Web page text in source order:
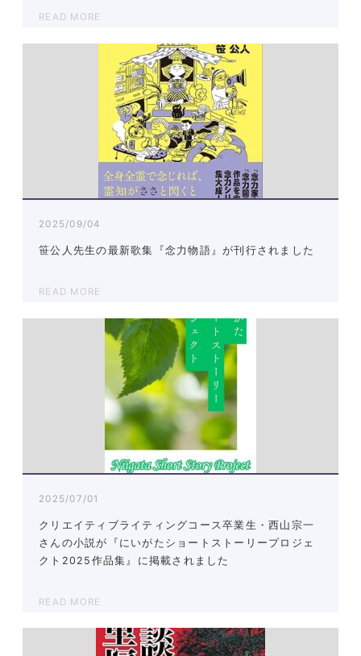
READ MORE
2025/09/04
笹公人先生の最新歌集『念力物語』が刊行されました
READ MORE
2025/07/01
クリエイティブライティングコース卒業生・西山宗一
さんの小説が『にいがたショートストーリープロジェ
クト2025作品集』に掲載されました
READ MORE